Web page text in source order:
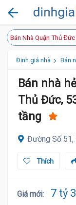
Bán Nhà Quận Thủ
Định giá nhà Bán
Bán nhà
Thủ Đức,
tầng
Đường Số 51,
Thích
Giá mới: 7 tỷ